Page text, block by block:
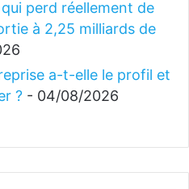
qui perd réellement de
à 2,25 milliards de
a-t-elle le profil et
? - 04/08/2026